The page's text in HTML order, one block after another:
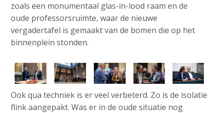
zoals een monumentaal glas-in-lood raam en de
oude professorsruimte, waar de nieuwe
vergadertafel is gemaakt van de bomen die op het
binnenplein stonden.
Ook qua techniek is er veel verbeterd. Zo is de isolatie
flink aangepakt. Was er in de oude situatie nog